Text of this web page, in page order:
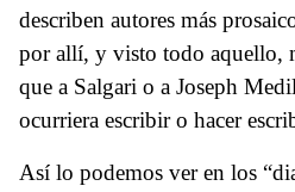
describen autores más
por allí, y visto todo aquello,
que a Salgari o a Joseph
ocurriera escribir o hacer
Así lo podemos ver en los